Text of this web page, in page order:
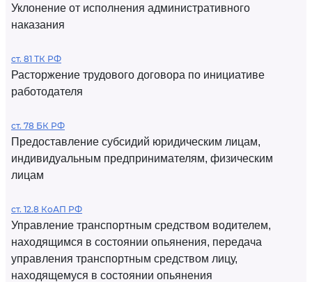
Уклонение от исполнения административного
наказания
ст. 81 ТК РФ
Расторжение трудового договора по инициативе
работодателя
ст. 78 БК РФ
Предоставление субсидий юридическим лицам,
индивидуальным предпринимателям, физическим
лицам
ст. 12.8 КоАП РФ
Управление транспортным средством водителем,
находящимся в состоянии опьянения, передача
управления транспортным средством лицу,
находящемуся в состоянии опьянения